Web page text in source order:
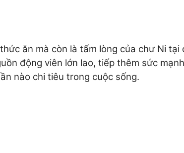
ăn mà còn là tấm lòng của chư Ni tại
động viên lớn lao, tiếp thêm sức
nào chi tiêu trong cuộc sống.